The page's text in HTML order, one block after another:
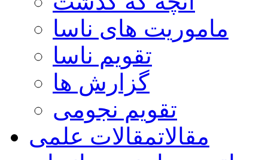
ماموریت های ناسا
تقویم ناسا
گزارش ها
تقویم نجومی
مقالاتمقالات علمی